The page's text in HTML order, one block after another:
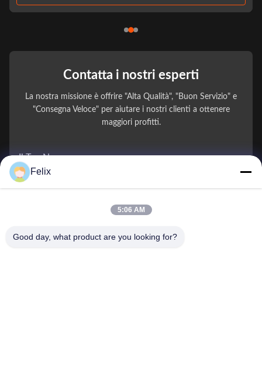
Contatta i nostri esperti
La nostra missione è offrire "Alta Qualità", "Buon Servizio" e
"Consegna Veloce" per aiutare i nostri clienti a ottenere
maggiori profitti.
Il Tuo Nome
*
Felix
5:06 AM
Good day, what product are you looking for?